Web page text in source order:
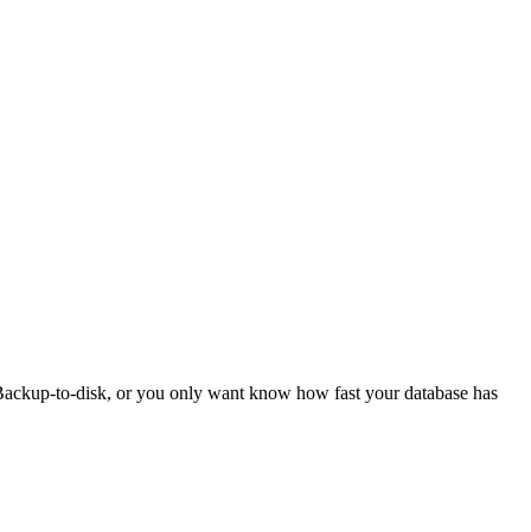
to-disk, or you only want know how fast your database has